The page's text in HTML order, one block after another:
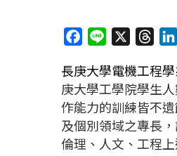
c
e
b
o
o
n
e
r
e
a
d
s
長庚大學電機工程
庚大學工學院學生
作能力的訓練皆不
及個別領域之專長
倫理、人文、工程